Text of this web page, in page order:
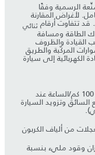
الرسمية وفقًا
لأغراض المقارنة
تتفاوت أرقام ثنائي
الطاقة ومسافة
القيادة والظروف
المركّبة والطريق
الكهربائية إلى سيارة
تم الوصول إلى أرقام وقت التسارع من 0 إلى 100 كم/الساعة عند
السائق وتزويد السيارة
من ألياف الكربون
وخزان وقود مليء بنسبة